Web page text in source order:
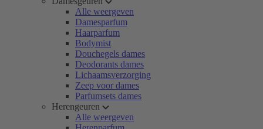
Alle weergeven
Damesparfum
Haarparfum
Bodymist
Douchegels dames
Deodorants dames
Lichaamsverzorging
Zeep voor dames
Parfumsets dames
Herengeuren
Alle weergeven